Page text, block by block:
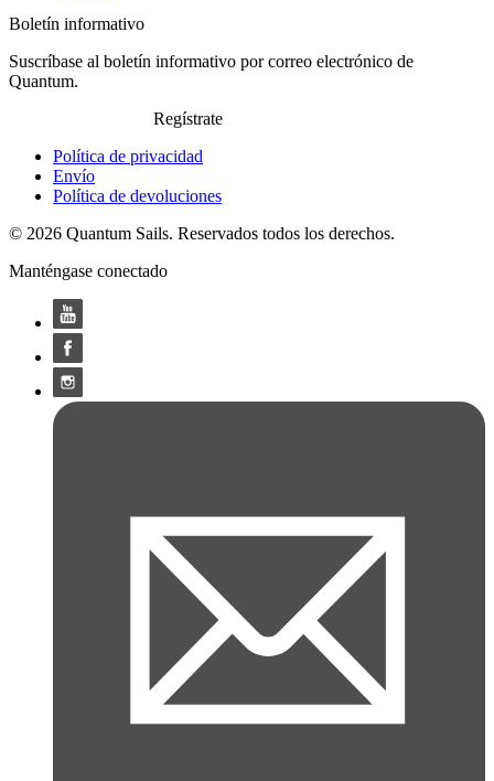
Boletín informativo
Suscríbase al boletín informativo por correo electrónico de
Quantum.
Regístrate
Política de privacidad
Envío
Política de devoluciones
© 2026 Quantum Sails. Reservados todos los derechos.
Manténgase conectado